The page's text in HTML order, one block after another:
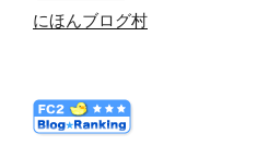
にほんブログ村